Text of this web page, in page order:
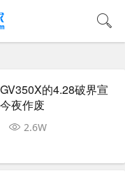
的4.28破界宣
夜作废
2.6W